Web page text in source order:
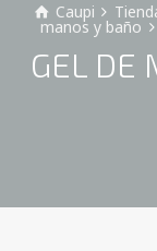
Caupi
manos y baño
GEL DE